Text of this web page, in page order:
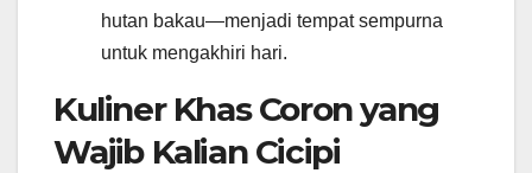
hutan bakau—menjadi tempat sempurna
untuk mengakhiri hari.
Kuliner Khas Coron yang
Wajib Kalian Cicipi